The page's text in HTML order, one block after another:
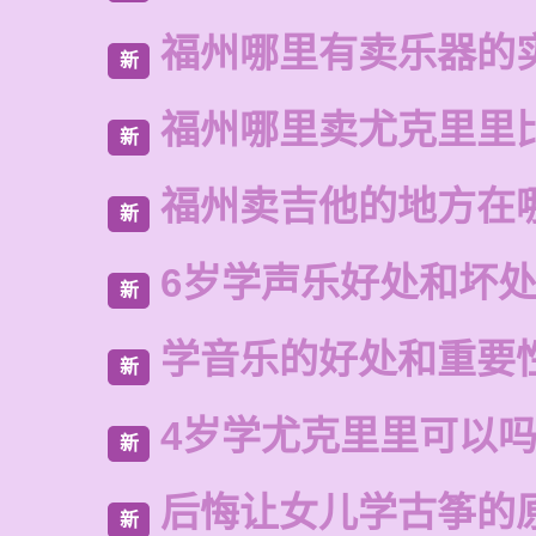
新 福州哪里有卖乐器的
新 福州哪里卖尤克里里
新 福州卖吉他的地方在
新 6岁学声乐好处和坏处
新 学音乐的好处和重要
新 4岁学尤克里里可以吗
新 后悔让女儿学古筝的